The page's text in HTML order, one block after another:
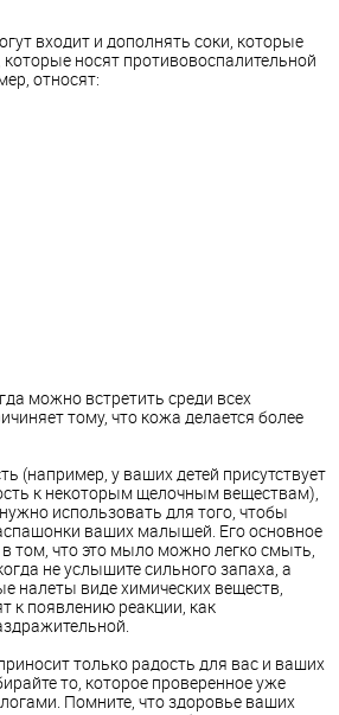
входит и дополнять соки, которые
носят противовоспалительной
относят:
можно встретить среди всех
тому, что кожа делается более
(например, у ваших детей присутствует
к некоторым щелочным веществам),
использовать для того, чтобы
ваших малышей. Его основное
том, что это мыло можно легко смыть,
не услышите сильного запаха, а
налеты виде химических веществ,
к появлению реакции, как
только радость для вас и ваших
то, которое проверенное уже
Помните, что здоровье ваших